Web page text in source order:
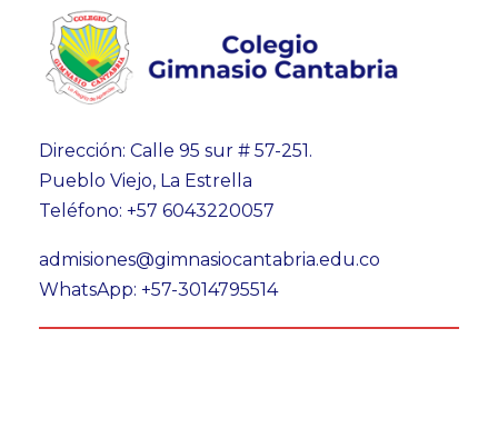
Dirección: Calle 95 sur # 57-251.
Pueblo Viejo, La Estrella
Teléfono: +57 6043220057
admisiones@gimnasiocantabria.edu.co
WhatsApp: +57-3014795514